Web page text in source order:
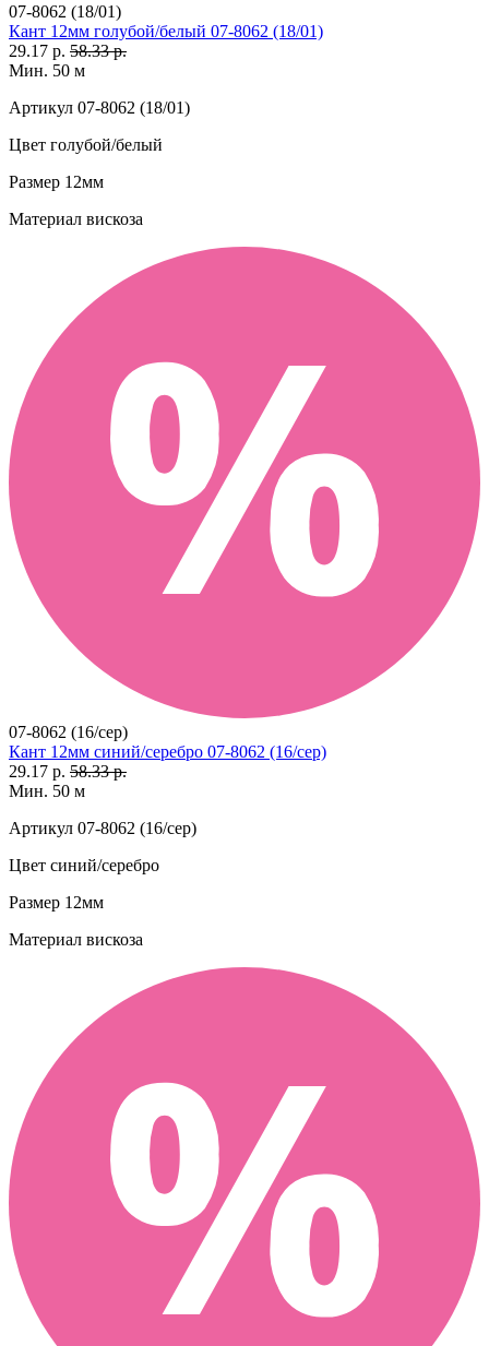
07-8062 (18/01)
Кант 12мм голубой/белый 07-8062 (18/01)
29.17 р. 58.33 р.
Мин. 50 м
Артикул 07-8062 (18/01)
Цвет голубой/белый
Размер 12мм
Материал вискоза
07-8062 (16/сер)
Кант 12мм синий/серебро 07-8062 (16/сер)
29.17 р. 58.33 р.
Мин. 50 м
Артикул 07-8062 (16/сер)
Цвет синий/серебро
Размер 12мм
Материал вискоза